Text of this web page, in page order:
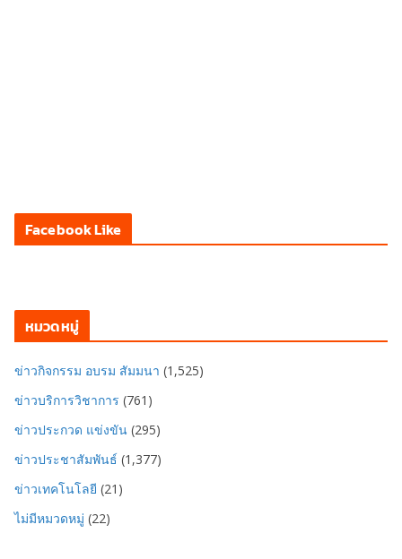
Facebook Like
หมวดหมู่
ข่าวกิจกรรม อบรม สัมมนา (1,525)
ข่าวบริการวิชาการ (761)
ข่าวประกวด แข่งขัน (295)
ข่าวประชาสัมพันธ์ (1,377)
ข่าวเทคโนโลยี (21)
ไม่มีหมวดหมู่ (22)